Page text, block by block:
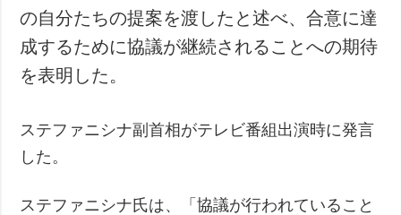
事故・緊急事態
追加
特集
写真
動画
サービス
の自分たちの提案を渡したと述べ、合意に達
成するために協議が継続されることへの期待
を表明した。
ステファニシナ副首相がテレビ番組出演時に発言
した。
ステファニシナ氏は、「協議が行われていること